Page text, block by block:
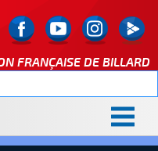
FRANÇAISE DEBILLARD